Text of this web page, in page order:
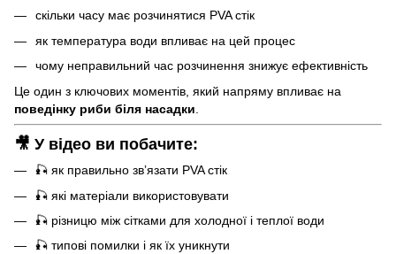
скільки часу має розчинятися PVA стік
як температура води впливає на цей процес
чому неправильний час розчинення знижує ефективність
Це один з ключових моментів, який напряму впливає на
поведінку риби біля насадки
🎥 У відео ви побачите:
🎣 як правильно звʼязати PVA стік
🎣 які матеріали використовувати
🎣 різницю між сітками для холодної і теплої води
🎣 типові помилки і як їх уникнути